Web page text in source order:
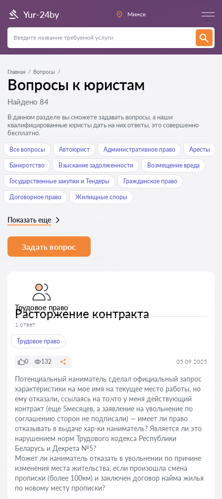
Yur-24by Минск
Главная Вопросы
Вопросы к юристам
Найдено 84
В данном разделе вы сможете задавать вопросы, а наши
квалифицированные юристы дать на них ответы, это совершенно
бесплатно.
Все вопросы Автоюрист Административное право Аресты
Банкротство Взыскание задолженности Возмещение вреда
Государственные закупки и Тендеры Гражданское право
Договорное право Жилищные споры
Показать еще
Задать вопрос
Трудовое право
Расторжение контракта
1 ответ
Трудовое право
0 132 05.09.2025
Потенциальный наниматель сделал официальный запрос
характеристики на мое имя на текущее место работы, но
ему отказали, ссылаясь на то,что у меня действующий
контракт (еще 5месяцев, а заявление на увольнение по
соглашению сторон не подписали) — имеет ли право
отказывать в выдаче хар-ки наниматель? Является ли это
нарушением норм Трудового кодекса Республики
Беларусь и Декрета №5?
Может ли наниматель отказать в увольнении по причине
изменения места жительства, если произошла смена
прописки (более 100км) и заключен договор найма жилья
по новому месту прописки?